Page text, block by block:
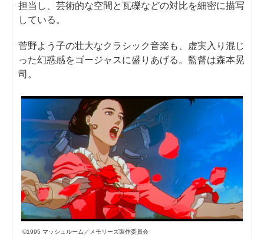
担当し、芸術的な空間と瓦礫などの対比を細密に描写
している。
菅野よう子の壮大なクラシック音楽も、虚実入り混じ
った幻惑感をゴージャスに盛りあげる。監督は森本晃
司。
©1995 マッシュルーム／メモリーズ製作委員会